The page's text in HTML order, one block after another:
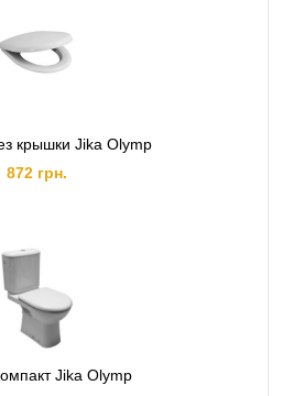
крышки Jika Olymp
872 грн.
Jika Olymp